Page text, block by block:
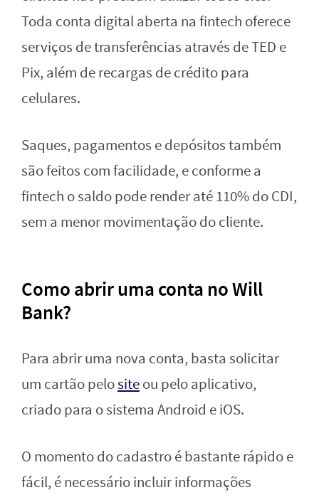
Toda conta digital aberta na fintech oferece
serviços de transferências através de TED e
Pix, além de recargas de crédito para
celulares.
Saques, pagamentos e depósitos também
são feitos com facilidade, e conforme a
fintech o saldo pode render até 110% do CDI,
sem a menor movimentação do cliente.
Como abrir uma conta no Will
Bank?
Para abrir uma nova conta, basta solicitar
um cartão pelositeou pelo aplicativo,
criado para o sistema Android e iOS.
O momento do cadastro é bastante rápido e
fácil, é necessário incluir informações